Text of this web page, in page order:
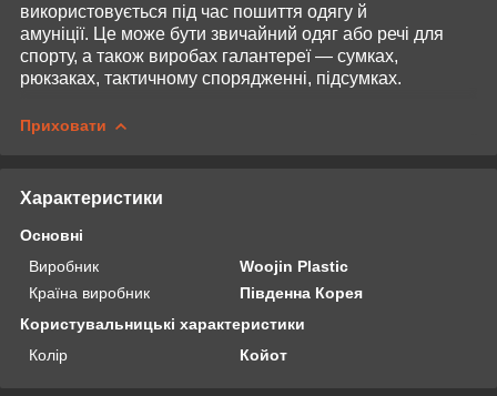
використовується під час пошиття одягу й
амуніції. Це може бути звичайний одяг або речі для
спорту, а також виробах галантереї — сумках,
рюкзаках, тактичному спорядженні, підсумках.
Приховати
Характеристики
Основні
Виробник
Woojin Plastic
Країна виробник
Південна Корея
Користувальницькі характеристики
Колір
Койот